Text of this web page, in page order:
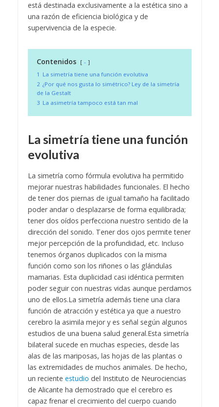
está destinada exclusivamente a la estética sino a
una razón de eficiencia biológica y de
supervivencia de la especie.
Contenidos
-
1 La simetría tiene una función evolutiva
2 ¿Por qué nos gusta lo simétrico? Ley de la simetría
de la Gestalt
3 La asimetría tampoco está tan mal
La simetría tiene una función
evolutiva
La simetría como fórmula evolutiva ha permitido
mejorar nuestras habilidades funcionales. El hecho
de tener dos piernas de igual tamaño ha facilitado
poder andar o desplazarse de forma equilibrada;
tener dos oídos perfecciona nuestro sentido de la
dirección del sonido. Tener dos ojos permite tener
mejor percepción de la profundidad, etc. Incluso
tenemos órganos duplicados con la misma
función como son los riñones o las glándulas
mamarias. Esta duplicidad casi idéntica permiten
poder seguir con nuestras vidas aunque perdamos
uno de ellos.La simetría además tiene una clara
función de atracción y estética ya que a nuestro
cerebro la asimila mejor y es señal según algunos
estudios de una buena salud general.Esta simetría
bilateral sucede en muchas especies, desde las
alas de las mariposas, las hojas de las plantas o
las extremidades de muchos animales. De hecho,
un reciente estudio del Instituto de Neurociencias
de Alicante ha demostrado que el cerebro es
capaz frenar el crecimiento del cuerpo cuando